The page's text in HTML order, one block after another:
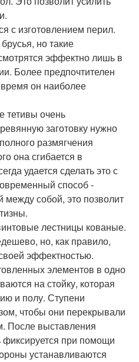
с изготовлением перил.
но такие
эффектно лишь в
Более предпочтителен
он наиболее
тетивы очень
заготовку нужно
размягчения
она сгибается в
удается сделать это с
способ -
между собой, это позволит
лестницы кованые.
но, как правило,
эффектностью.
элементов в одно
на стойку, которая
и полу. Ступени
чтобы они перекрывали
После выставления
при помощи
устанавливаются